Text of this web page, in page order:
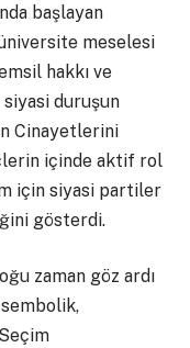
başlayan
meselesi
hakkı ve
duruşun
Cinayetlerini
içinde aktif rol
için siyasi partiler
gösterdi.
zaman göz ardı